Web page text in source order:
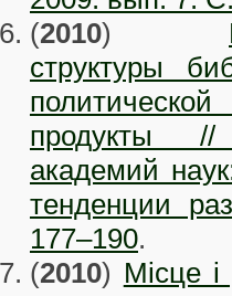
(2010)
структуры
продукты //
академий
тенденции
177–190.
(2010) Місце